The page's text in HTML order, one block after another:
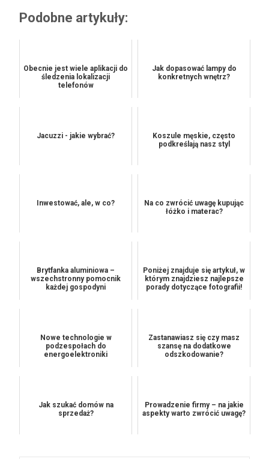
Podobne artykuły:
Obecnie jest wiele aplikacji do
śledzenia lokalizacji
telefonów
Jak dopasować lampy do
konkretnych wnętrz?
Jacuzzi - jakie wybrać?
Koszule męskie, często
podkreślają nasz styl
Inwestować, ale, w co?
Na co zwrócić uwagę kupując
łóżko i materac?
Brytfanka aluminiowa –
wszechstronny pomocnik
każdej gospodyni
Poniżej znajduje się artykuł, w
którym znajdziesz najlepsze
porady dotyczące fotografii!
Nowe technologie w
podzespołach do
energoelektroniki
Zastanawiasz się czy masz
szansę na dodatkowe
odszkodowanie?
Jak szukać domów na
sprzedaż?
Prowadzenie firmy – na jakie
aspekty warto zwrócić uwagę?